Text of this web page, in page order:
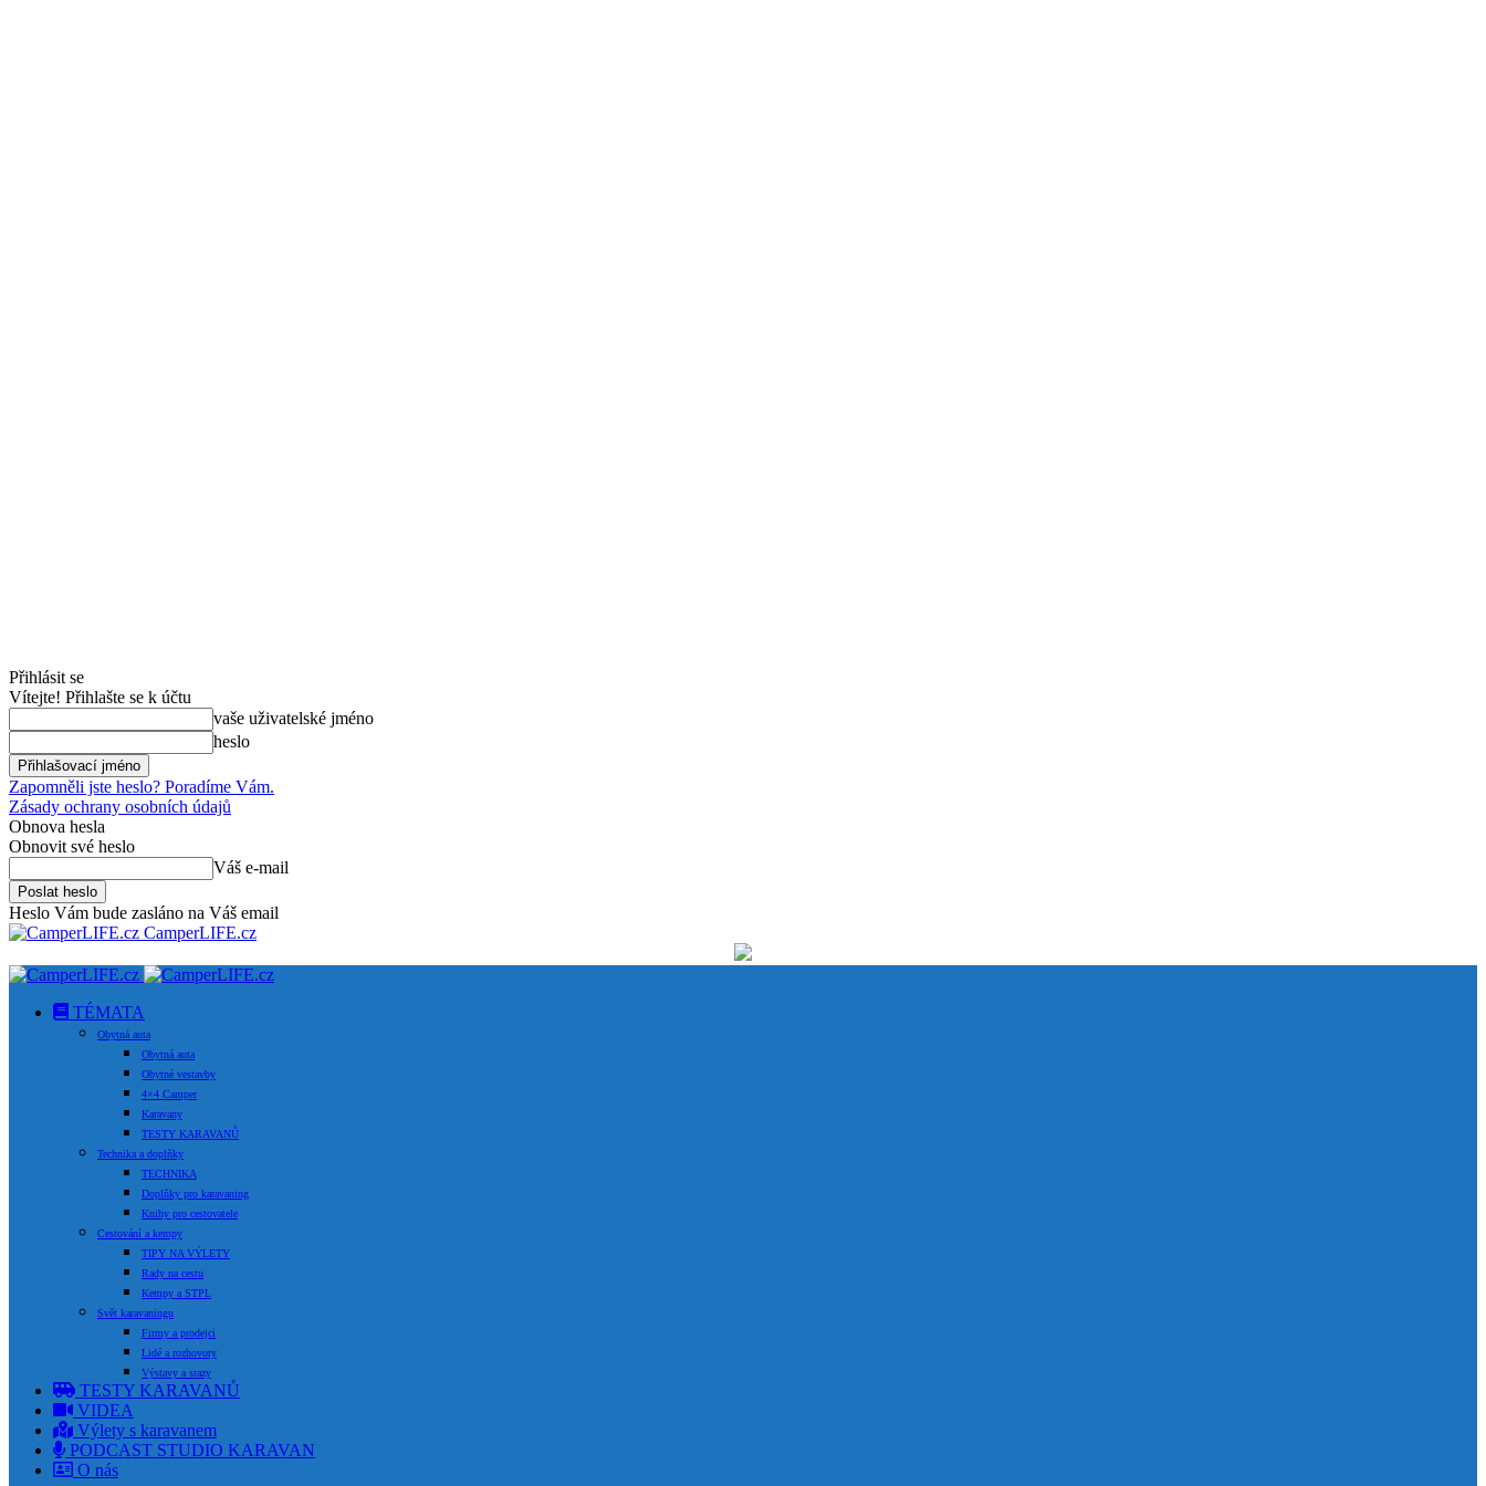
Přihlásit se
Vítejte! Přihlašte se k účtu
vaše uživatelské jméno
heslo
Zapomněli jste heslo? Poradíme Vám.
Zásady ochrany osobních údajů
Obnova hesla
Obnovit své heslo
Váš e-mail
Heslo Vám bude zasláno na Váš email
CamperLIFE.cz
TÉMATA
Obytná auta
Obytná auta
Obytné vestavby
4×4 Camper
Karavany
TESTY KARAVANŮ
Technika a doplňky
TECHNIKA
Doplňky pro karavaning
Knihy pro cestovatele
Cestování a kempy
TIPY NA VÝLETY
Rady na cestu
Kempy a STPL
Svět karavaningu
Firmy a prodejci
Lidé a rozhovory
Výstavy a srazy
TESTY KARAVANŮ
VIDEA
Výlety s karavanem
PODCAST STUDIO KARAVAN
O nás